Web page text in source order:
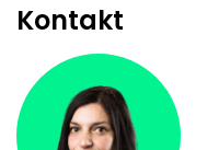
Kontakt